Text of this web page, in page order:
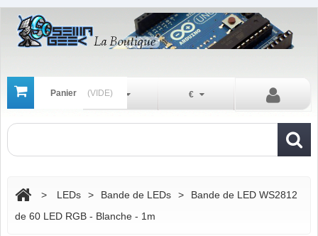
Panier (VIDE) €
Fr
> LEDs > Bande de LEDs >
Bande de LED WS2812
de 60 LED RGB - Blanche - 1m